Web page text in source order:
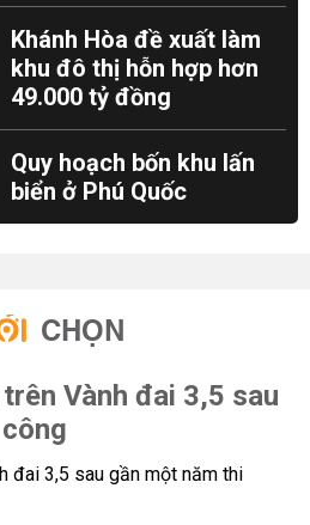
Khánh Hòa đề xuất làm
khu đô thị hỗn hợp hơn
49.000 tỷ đồng
Quy hoạch bốn khu lấn
biển ở Phú Quốc
CHỌN
Vành đai 3,5 sau